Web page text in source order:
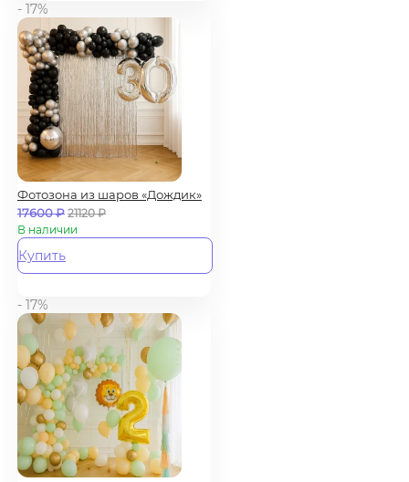
- 17%
Фотозона из шаров «Дождик»
17600₽ 21120₽
В наличии
Купить
- 17%